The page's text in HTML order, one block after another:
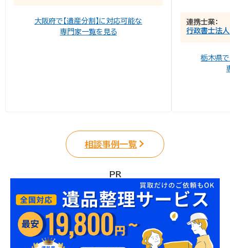
大阪府で【遺産分割】に対応可能な
専門家一覧を見る
連携士業：
行政書士法
栃木県で
相談事例一覧
PR